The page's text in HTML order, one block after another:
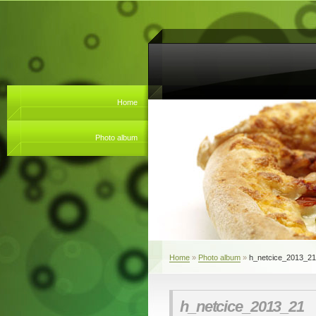
Home
Photo album
Home » Photo album » h_netcice_2013_21
h_netcice_2013_21